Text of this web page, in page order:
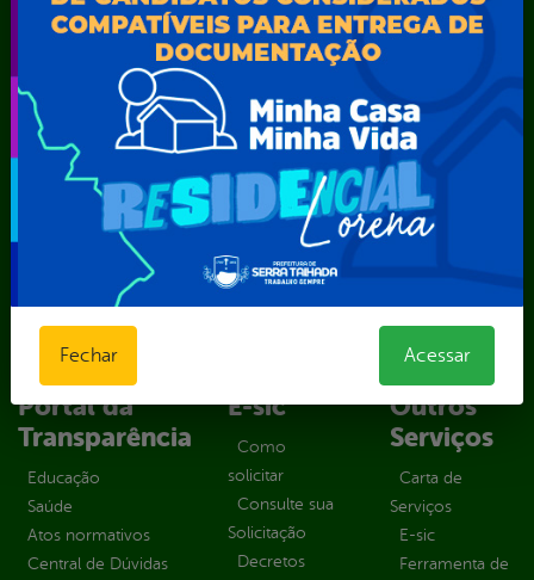
SEMARH / Secretaria de Agricultura Familiar – SEMAF
Secretaria Municipal de Educação – SEST
Secretaria Municipal de Esporte e Lazer – SEMEL
Secretaria Municipal de Finanças – SECFIN
Secretaria Municipal de Governo – SEGOV
Secretaria Municipal de Meio Ambiente – SEMA
Secretaria Municipal de Planejamento e Gestão – SEPLAG
Secretaria Municipal de Relações Institucionais – SEMRI
Secretaria Municipal de Saúde – SMS
Secretaria Municipal de Serviços Públicos – SEMUSP
Superintendência de Trânsito e Transportes de Serra
Talhada-STTRANS
Transparência, Fiscalização e Controle
Portal da
Transparência
Educação
Saúde
Atos normativos
Central de Dúvidas
E-sic
Como
solicitar
Consulte sua
Solicitação
Decretos
Outros
Serviços
Carta de
Serviços
E-sic
Ferramenta de
Fechar Acessar